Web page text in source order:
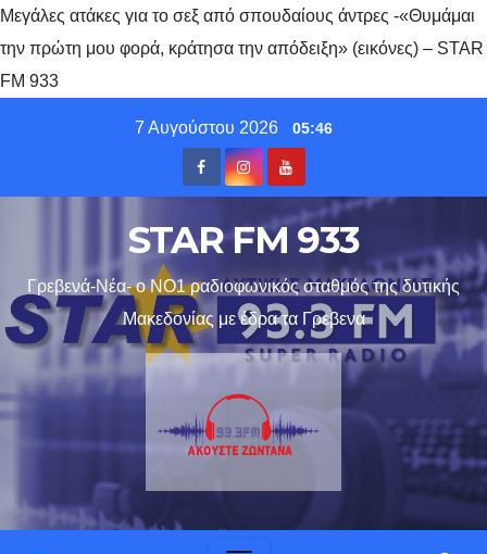
Μεγάλες ατάκες για το σεξ από σπουδαίους άντρες -«Θυμάμαι
την πρώτη μου φορά, κράτησα την απόδειξη» (εικόνες) – STAR
FM 933
7 Αυγούστου 2026 05:46
STAR FM 933
Γρεβενά-Νέα- ο ΝΟ1 ραδιοφωνικός σταθμός της δυτικής
Μακεδονίας με έδρα τα Γρεβενα